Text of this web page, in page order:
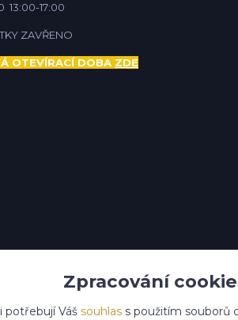
13:00-17:00
ZAVŘENO
OTEVÍRACÍ DOBA ZDE
Zpracování
potřebují Váš souhlass použitím souborů